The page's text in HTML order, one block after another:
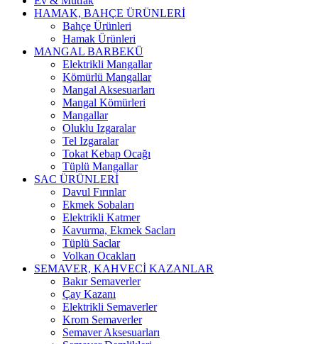
HAMAK, BAHÇE ÜRÜNLERİ
Bahçe Ürünleri
Hamak Ürünleri
MANGAL BARBEKÜ
Elektrikli Mangallar
Kömürlü Mangallar
Mangal Aksesuarları
Mangal Kömürleri
Mangallar
Oluklu Izgaralar
Tel Izgaralar
Tokat Kebap Ocağı
Tüplü Mangallar
SAC ÜRÜNLERİ
Davul Fırınlar
Ekmek Sobaları
Elektrikli Katmer
Kavurma, Ekmek Sacları
Tüplü Saclar
Volkan Ocakları
SEMAVER, KAHVECİ KAZANLAR
Bakır Semaverler
Çay Kazanı
Elektrikli Semaverler
Krom Semaverler
Semaver Aksesuarları